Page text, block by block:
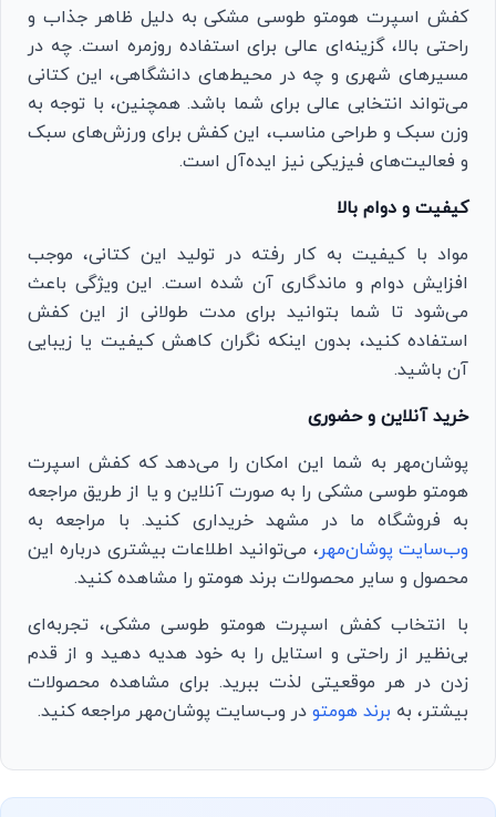
کفش اسپرت هومتو طوسی مشکی به دلیل ظاهر جذاب و
راحتی بالا، گزینه‌ای عالی برای استفاده روزمره است. چه در
مسیرهای شهری و چه در محیط‌های دانشگاهی، این کتانی
می‌تواند انتخابی عالی برای شما باشد. همچنین، با توجه به
وزن سبک و طراحی مناسب، این کفش برای ورزش‌های سبک
و فعالیت‌های فیزیکی نیز ایده‌آل است.
کیفیت و دوام بالا
مواد با کیفیت به کار رفته در تولید این کتانی، موجب
افزایش دوام و ماندگاری آن شده است. این ویژگی باعث
می‌شود تا شما بتوانید برای مدت طولانی از این کفش
استفاده کنید، بدون اینکه نگران کاهش کیفیت یا زیبایی
آن باشید.
خرید آنلاین و حضوری
پوشان‌مهر به شما این امکان را می‌دهد که کفش اسپرت
هومتو طوسی مشکی را به صورت آنلاین و یا از طریق مراجعه
به فروشگاه ما در مشهد خریداری کنید. با مراجعه به
وب‌سایت پوشان‌مهر، می‌توانید اطلاعات بیشتری درباره این
محصول و سایر محصولات برند هومتو را مشاهده کنید.
با انتخاب کفش اسپرت هومتو طوسی مشکی، تجربه‌ای
بی‌نظیر از راحتی و استایل را به خود هدیه دهید و از قدم
زدن در هر موقعیتی لذت ببرید. برای مشاهده محصولات
بیشتر، به برند هومتودر وب‌سایت پوشان‌مهر مراجعه کنید.